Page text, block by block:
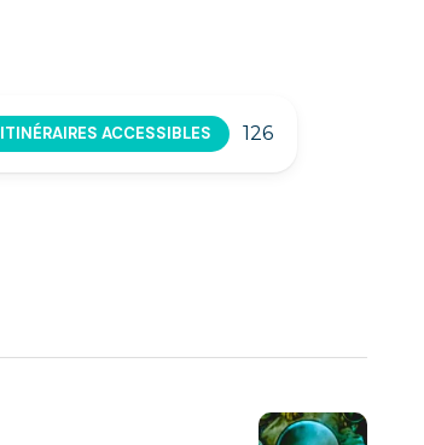
ITINÉRAIRES ACCESSIBLES 126